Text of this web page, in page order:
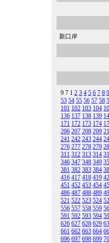
新口岸
9 712 3 4 5 6 7 8 9
53 54 55 56 57 58
101 102 103 104
136 137 138 139
171 172 173 174
206 207 208 209
241 242 243 244
276 277 278 279
311 312 313 314
346 347 348 349
381 382 383 384
416 417 418 419
451 452 453 454
486 487 488 489
521 522 523 524
556 557 558 559
591 592 593 594
626 627 628 629
661 662 663 664
696 697 698 699